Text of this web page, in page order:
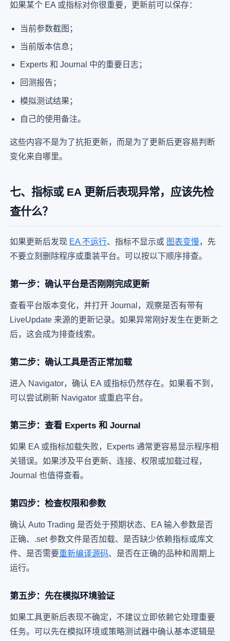
如果某个 EA 或指标对你很重要，更新前可以保存：
当前参数截图；
当前版本信息；
Experts 和 Journal 中的重要日志；
回测报告；
模拟测试结果；
自己的使用备注。
这些内容不是为了抗拒更新，而是为了更新后更容易判断
变化来自哪里。
七、指标或 EA 更新后表现异常，应该先检
查什么？
如果更新后发现 EA 不运行、指标不显示或 图表变慢，先
不要立刻删除程序或重装平台。可以按以下顺序排查。
第一步：确认平台是否刚刚完成更新
查看平台版本变化，并打开 Journal，观察是否有带有
LiveUpdate 来源的更新记录。如果异常刚好发生在更新之
后，这会成为排查线索。
第二步：确认工具是否正常加载
进入 Navigator，确认 EA 或指标仍然存在。如果看不到，
可以尝试刷新 Navigator 或重启平台。
第三步：查看 Experts 和 Journal
如果 EA 或指标加载失败，Experts 通常更容易显示程序相
关错误。如果涉及平台更新、连接、权限或加载过程，
Journal 也值得查看。
第四步：检查权限和参数
确认 Auto Trading 是否处于预期状态、EA 输入参数是否
正确、.set 参数文件是否加载、是否缺少依赖指标或库文
件、是否需要重新编译源码、是否在正确的品种和周期上
运行。
第五步：先在模拟环境验证
如果工具更新后表现不确定，不建议立即依赖它处理重要
任务。可以先在模拟环境或策略测试器中确认基本逻辑是